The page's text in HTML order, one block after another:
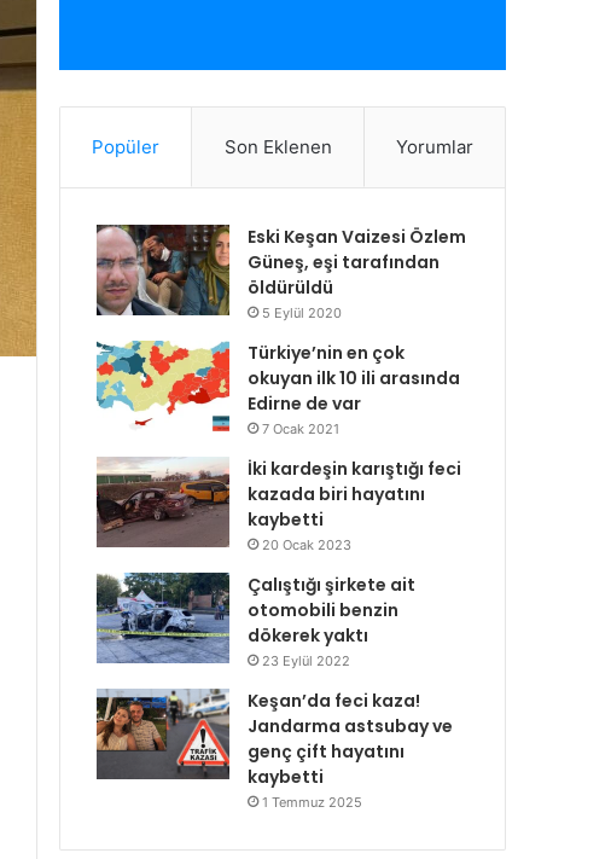
Popüler Son Eklenen Yorumlar
Eski Keşan Vaizesi Özlem
Güneş, eşi tarafından
öldürüldü
5 Eylül 2020
Türkiye’nin en çok
okuyan ilk 10 ili arasında
Edirne de var
7 Ocak 2021
İki kardeşin karıştığı feci
kazada biri hayatını
kaybetti
20 Ocak 2023
Çalıştığı şirkete ait
otomobili benzin
dökerek yaktı
23 Eylül 2022
Keşan’da feci kaza!
Jandarma astsubay ve
genç çift hayatını
kaybetti
1 Temmuz 2025